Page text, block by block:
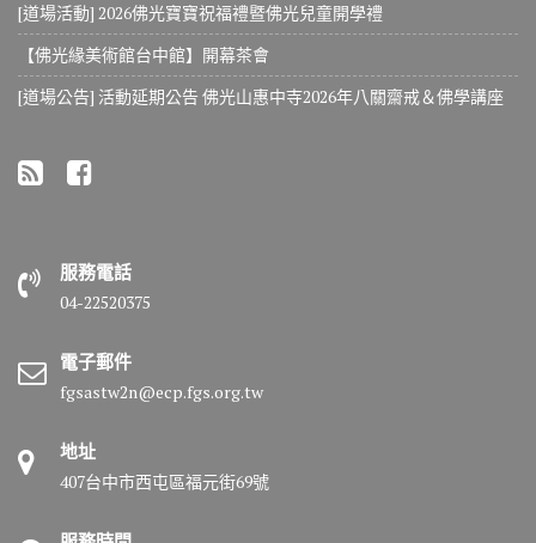
[道場活動] 2026佛光寶寶祝福禮暨佛光兒童開學禮
【佛光緣美術館台中館】開幕茶會
[道場公告] 活動延期公告 佛光山惠中寺2026年八關齋戒＆佛學講座
服務電話
04-22520375
電子郵件
fgsastw2n@ecp.fgs.org.tw
地址
407台中市西屯區福元街69號